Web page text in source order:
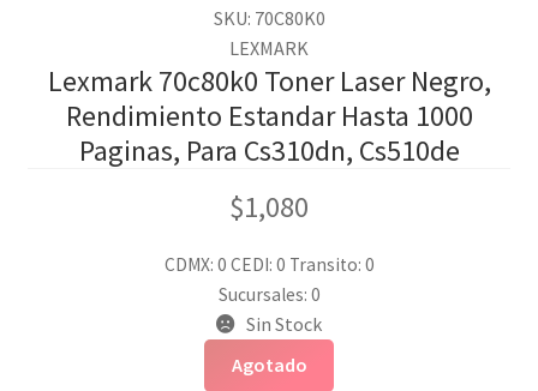
SKU: 70C80K0
LEXMARK
Lexmark 70c80k0 Toner Laser Negro,
Rendimiento Estandar Hasta 1000
Paginas, Para Cs310dn, Cs510de
$1,080
CDMX: 0 CEDI: 0 Transito: 0
Sucursales: 0
Sin Stock
Agotado